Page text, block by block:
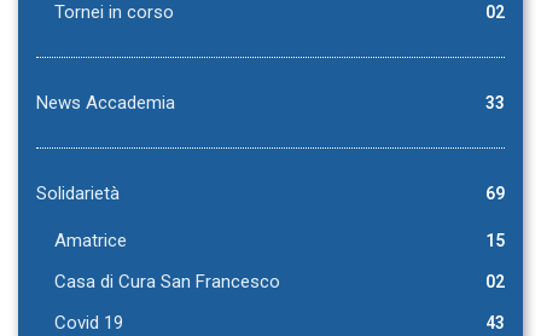
Tornei in corso 02
News Accademia 33
Solidarietà 69
Amatrice 15
Casa di Cura San Francesco 02
Covid 19 43